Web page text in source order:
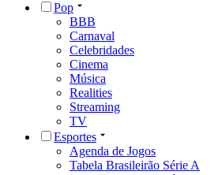
Pop
BBB
Carnaval
Celebridades
Cinema
Música
Realities
Streaming
TV
Esportes
Agenda de Jogos
Tabela Brasileirão Série A